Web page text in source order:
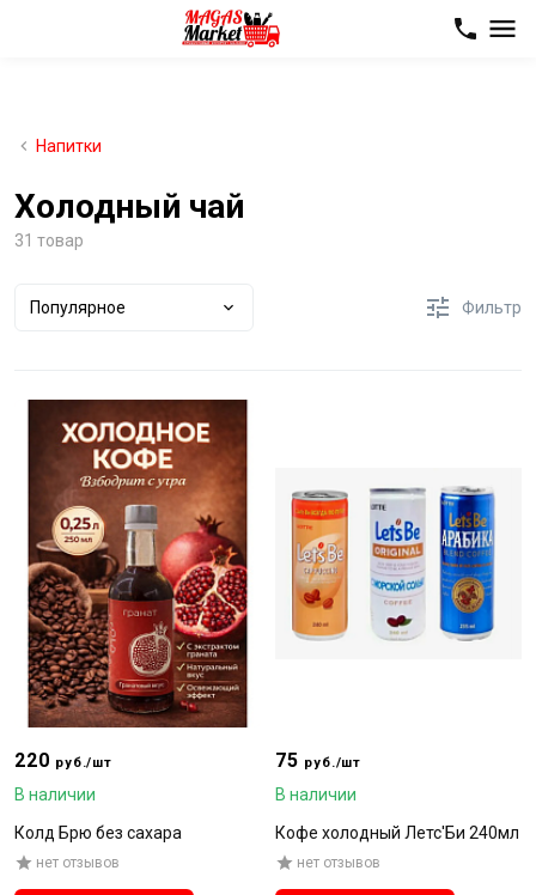
Напитки
Холодный чай
31 товар
Популярное Фильтр
220 руб./шт
В наличии
Колд Брю без сахара
нет отзывов
75 руб./шт
В наличии
Кофе холодный Летс'Би 240мл
нет отзывов